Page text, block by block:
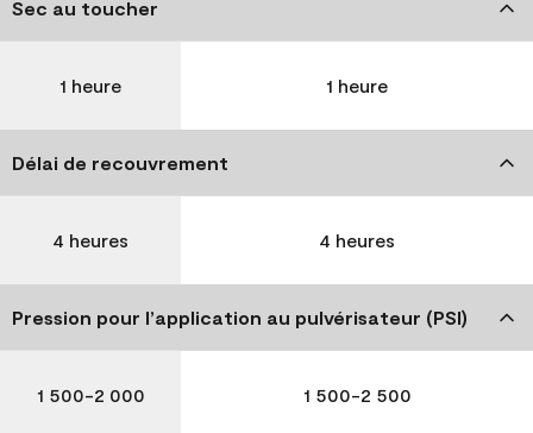
Sec au toucher
1 heure 1 heure
Délai de recouvrement
4 heures 4 heures
Pression pour l’application au pulvérisateur (PSI)
1 500-2 000 1 500-2 500